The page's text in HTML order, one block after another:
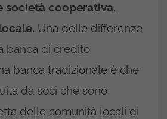
società cooperativa,
Una delle differenze
banca di credito
banca tradizionale è che
da soci che sono
delle comunità locali di